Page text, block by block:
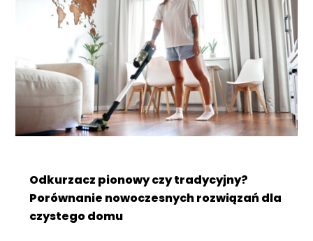
Odkurzacz pionowy czy tradycyjny?
Porównanie nowoczesnych rozwiązań dla
czystego domu